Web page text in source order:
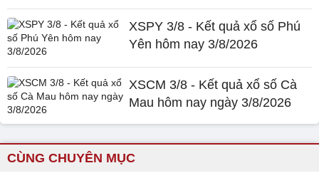
XSPY 3/8 - Kết quả xổ số Phú
Yên hôm nay 3/8/2026
XSCM 3/8 - Kết quả xổ số Cà
Mau hôm nay ngày 3/8/2026
CÙNG CHUYÊN MỤC